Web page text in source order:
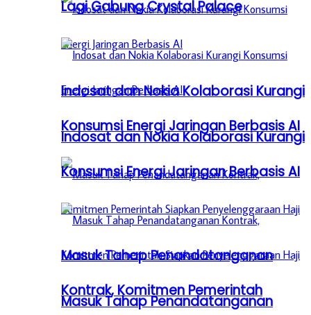
Indosat dan Nokia Kolaborasi Kurangi
Konsumsi Energi Jaringan Berbasis AI
Masuk Tahap Penandatanganan
Kontrak, Komitmen Pemerintah
Lagi Gabung Crystal Palace
Indosat dan Nokia Kolaborasi Kurangi
Konsumsi Energi Jaringan Berbasis AI
Masuk Tahap Penandatanganan